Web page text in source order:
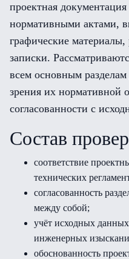
проектная
нормативными актами,
графические
записки.
всем основным
зрения их нормативной
согласованности с
Состав
соответствие
технических
согласованность
между собой;
учёт исходных данных
инженерных
обоснованность